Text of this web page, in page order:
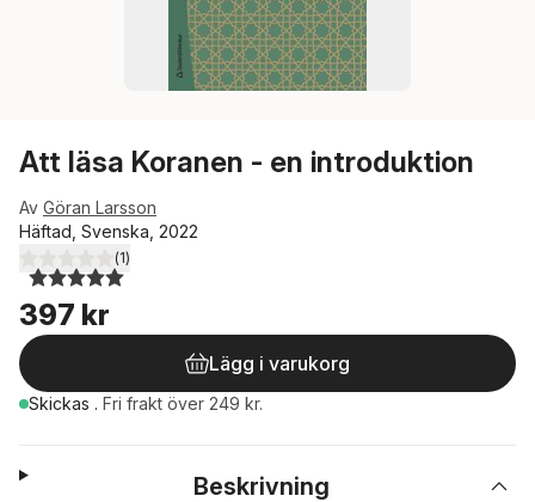
Att läsa Koranen - en introduktion
Av Göran Larsson
Häftad, Svenska, 2022
5,0utav 5 stjärnor. Totalt antal röster:
(1)
397 kr
Lägg i varukorg
Skickas . Fri frakt över 249 kr.
Beskrivning